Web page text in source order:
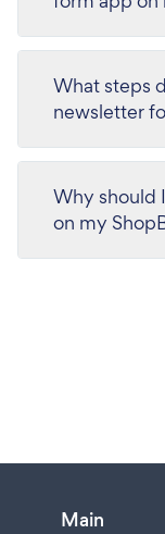
What steps
newsletter
Why should
on my
Main